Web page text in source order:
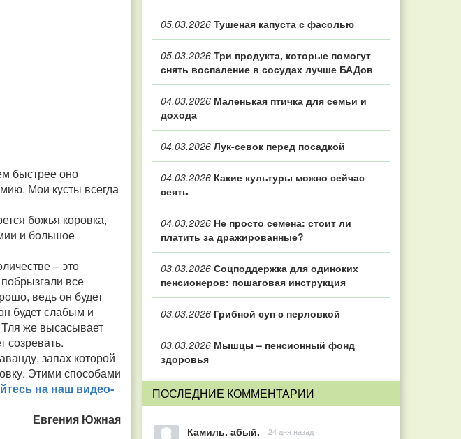
быстрее оно
Мои кусты всегда
божья коровка,
и большое
– это
все
ведь он будет
будет слабым и
Тля же высасывает
созревать.
запах которой
Этими способами
на наш видео­
Евгения Южная
05.03.2026 Тушеная капуста с фасолью
05.03.2026 Три продукта, которые помогут
снять воспаление в сосудах лучше БАДов
04.03.2026 Маленькая птичка для семьи и
дохода
04.03.2026 Лук-севок перед посадкой
04.03.2026 Какие культуры можно сейчас
сеять
04.03.2026 Не просто семена: стоит ли
платить за дражированные?
03.03.2026 Соцподдержка для одиноких
пенсионеров: пошаговая инструкция
03.03.2026 Грибной суп с перловкой
03.03.2026 Мышцы – пенсионный фонд
здоровья
ПОСЛЕДНИЕ КОММЕНТАРИИ
Камиль. абый. 24 дня назад